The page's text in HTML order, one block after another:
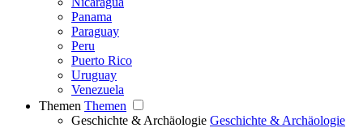
Panama
Paraguay
Peru
Puerto Rico
Uruguay
Venezuela
Themen Themen
Geschichte & Archäologie Geschichte & Archäologie